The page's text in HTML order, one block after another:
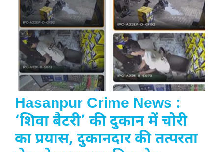
Hasanpur Crime News :
‘शिवा बैटरी’ की दुकान में चोरी
का प्रयास, दुकानदार की तत्परता